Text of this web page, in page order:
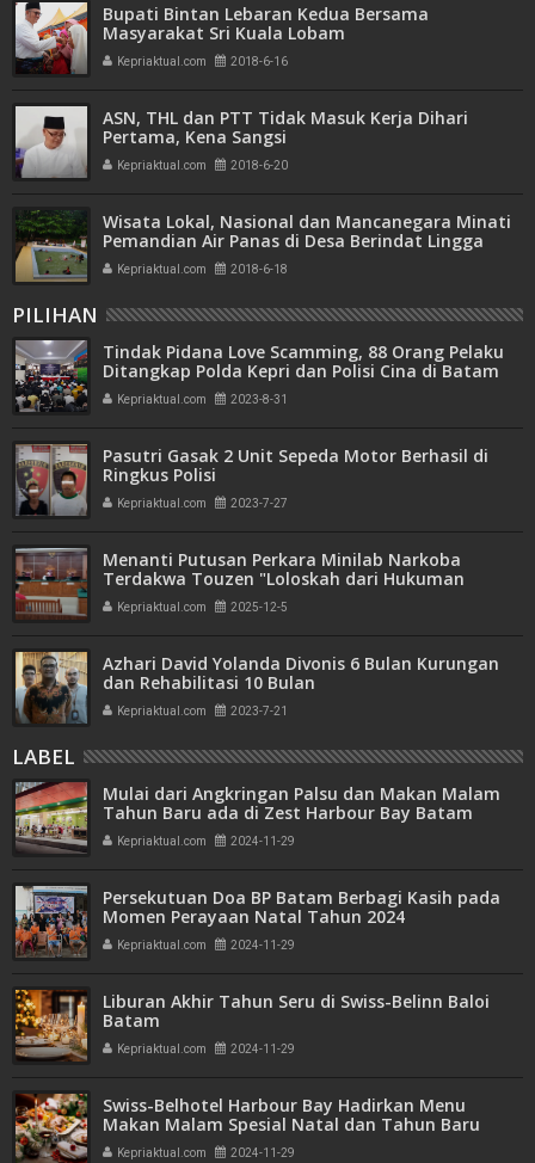
Bupati Bintan Lebaran Kedua Bersama
Masyarakat Sri Kuala Lobam
Kepriaktual.com 2018-6-16
ASN, THL dan PTT Tidak Masuk Kerja Dihari
Pertama, Kena Sangsi
Kepriaktual.com 2018-6-20
Wisata Lokal, Nasional dan Mancanegara Minati
Pemandian Air Panas di Desa Berindat Lingga
Kepriaktual.com 2018-6-18
PILIHAN
Tindak Pidana Love Scamming, 88 Orang Pelaku
Ditangkap Polda Kepri dan Polisi Cina di Batam
Kepriaktual.com 2023-8-31
Pasutri Gasak 2 Unit Sepeda Motor Berhasil di
Ringkus Polisi
Kepriaktual.com 2023-7-27
Menanti Putusan Perkara Minilab Narkoba
Terdakwa Touzen "Loloskah dari Hukuman
Seumur Hidup atau Mati"
Kepriaktual.com 2025-12-5
Azhari David Yolanda Divonis 6 Bulan Kurungan
dan Rehabilitasi 10 Bulan
Kepriaktual.com 2023-7-21
LABEL
Mulai dari Angkringan Palsu dan Makan Malam
Tahun Baru ada di Zest Harbour Bay Batam
Kepriaktual.com 2024-11-29
Persekutuan Doa BP Batam Berbagi Kasih pada
Momen Perayaan Natal Tahun 2024
Kepriaktual.com 2024-11-29
Liburan Akhir Tahun Seru di Swiss-Belinn Baloi
Batam
Kepriaktual.com 2024-11-29
Swiss-Belhotel Harbour Bay Hadirkan Menu
Makan Malam Spesial Natal dan Tahun Baru
Kepriaktual.com 2024-11-29